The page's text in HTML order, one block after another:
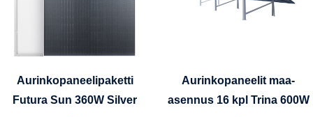
Aurinkopaneelipaketti
Futura Sun 360W Silver
Aurinkopaneelit maa-
asennus 16 kpl Trina 600W